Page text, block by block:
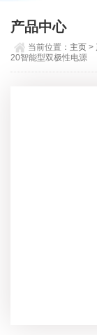
产品中心
当前位置： 主页 >
20智能型双极性电源